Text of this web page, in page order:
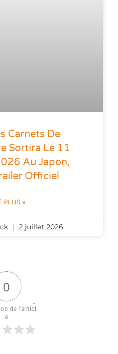
Carnets De
Sortira Le 11
Au Japon,
Officiel
PLUS »
2 juillet 2026
0
de l'articl
e